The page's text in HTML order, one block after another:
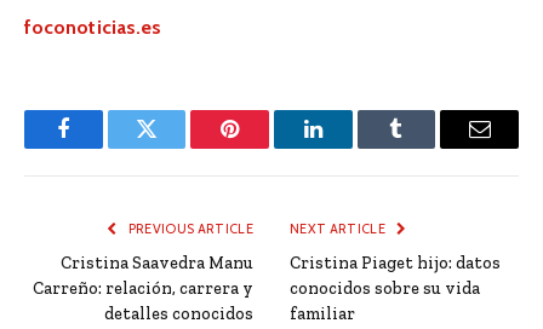
foconoticias.es
FacebookTwitter Pinterest LinkedInTumblr Email
PREVIOUS ARTICLE
Cristina Saavedra Manu
Carreño: relación, carrera y
detalles conocidos
NEXT ARTICLE
Cristina Piaget hijo: datos
conocidos sobre su vida
familiar